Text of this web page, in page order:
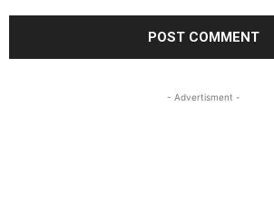
- Advertisment -